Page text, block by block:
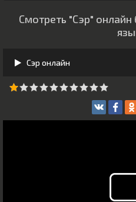
Смотреть "Сэр"
Сэр онлайн